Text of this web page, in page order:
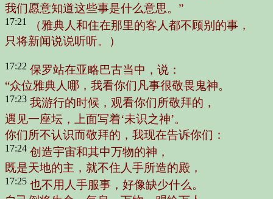
我们愿意知道这些事是什么意思。”
17:21
（雅典人和住在那里的客人都不顾别的事，
只将新闻说说听听。）
17:22 保罗站在亚略巴古当中，说：
“众位雅典人哪，我看你们凡事很敬畏鬼神。
17:23 我游行的时候，观看你们所敬拜的，
遇见一座坛，上面写着‘未识之神’。
你们所不认识而敬拜的，我现在告诉你们：
17:24 创造宇宙和其中万物的神，
既是天地的主，就不住人手所造的殿，
17:25 也不用人手服事，好像缺少什么。